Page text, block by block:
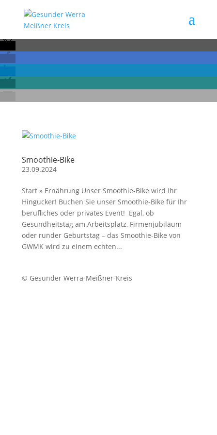
Smoothie-Bike
23.09.2024
Start » Ernährung Unser Smoothie-Bike wird Ihr
Hingucker! Buchen Sie unser Smoothie-Bike für Ihr
berufliches oder privates Event! Egal, ob
Gesundheitstag am Arbeitsplatz, Firmenjubiläum
oder runder Geburtstag – das Smoothie-Bike von
GWMK wird zu einem echten...
© Gesunder Werra-Meißner-Kreis